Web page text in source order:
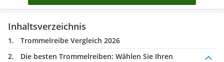
Inhaltsverzeichnis
Trommelreibe Vergleich 2026
Die besten Trommelreiben: Wählen Sie Ihren